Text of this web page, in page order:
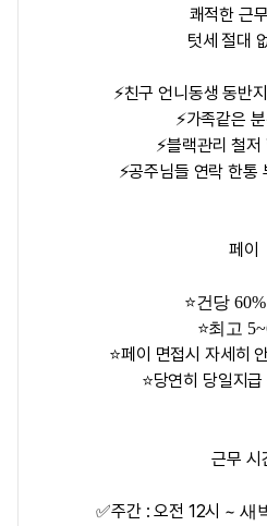
쾌적한 근
텃세 절대
⚡친구 언니동생 동반
⚡가족같은
⚡블랙관리 철
⚡공주님들 연락 한
페이
⭐️건당
⭐️최고
⭐️페이 면접시 자세히
⭐️당연히 당일지
근무 시
✅주간 : 오전 12시 ~ 새